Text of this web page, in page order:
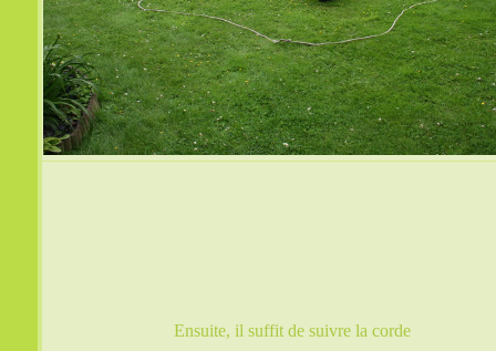
Ensuite, il suffit de suivre la corde